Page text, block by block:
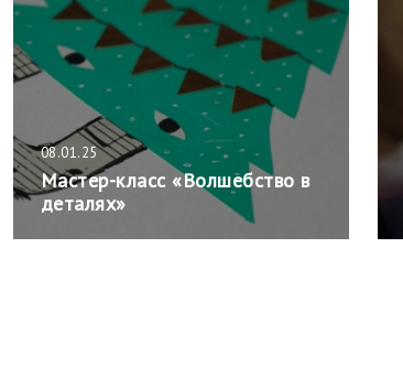
08.01.25
Мастер-класс «Волшебство в
деталях»